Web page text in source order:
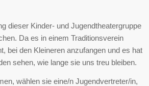
dieser Kinder- und Jugendtheatergruppe
Da es in einem Traditionsverein
bei den Kleineren anzufangen und es hat
sehen, wie lange sie uns treu bleiben.
wählen sie eine/n Jugendvertreter/in,